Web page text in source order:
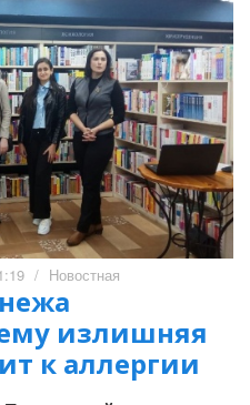
/ Новостная
излишняя
к аллергии